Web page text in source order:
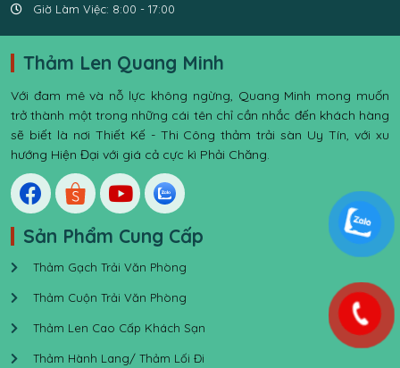
Giờ Làm Việc: 8:00 - 17:00
Thảm Len Quang Minh
Với đam mê và nỗ lực không ngừng, Quang Minh mong muốn
trở thành một trong những cái tên chỉ cần nhắc đến khách hàng
sẽ biết là nơi Thiết Kế - Thi Công thảm trải sàn Uy Tín, với xu
hướng Hiện Đại với giá cả cực kì Phải Chăng.
Sản Phẩm Cung Cấp
Thảm Gạch Trải Văn Phòng
Thảm Cuộn Trải Văn Phòng
Thảm Len Cao Cấp Khách Sạn
Thảm Hành Lang/ Thảm Lối Đi